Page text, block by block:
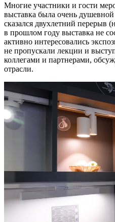
Многие участники и гости
выставка была очень
сказался двухлетний перерыв
в прошлом году выставка не
активно интересовались
не пропускали лекции и
коллегами и партнерами,
отрасли.